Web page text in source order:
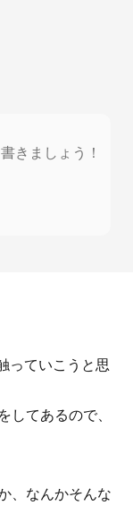
きましょう！
っていこうと思
してあるので、
、なんかそんな